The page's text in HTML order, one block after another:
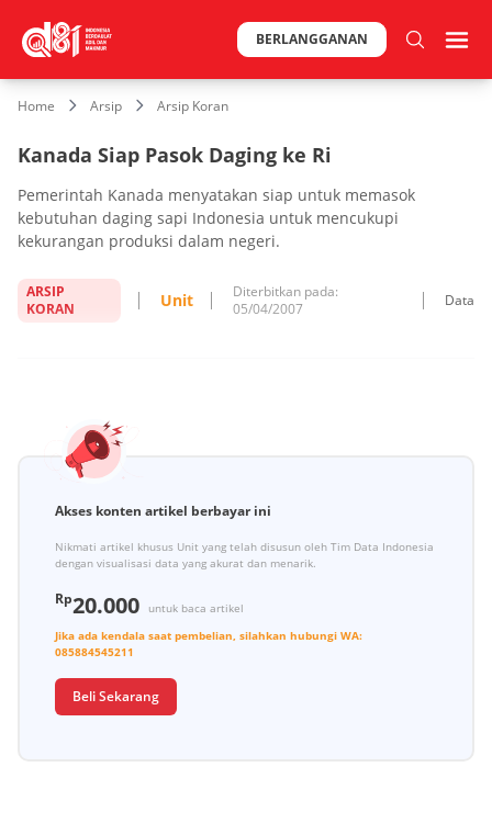
BERLANGGANAN
Home Arsip Arsip Koran
Kanada Siap Pasok Daging ke Ri
Pemerintah Kanada menyatakan siap untuk memasok
kebutuhan daging sapi Indonesia untuk mencukupi
kekurangan produksi dalam negeri.
ARSIP
KORAN
Unit
Diterbitkan pada:
05/04/2007
Data
Akses konten artikel berbayar ini
Nikmati artikel khusus Unit yang telah disusun oleh Tim Data Indonesia
dengan visualisasi data yang akurat dan menarik.
Rp20.000
untuk baca artikel
Jika ada kendala saat pembelian, silahkan hubungi WA:
085884545211
Beli Sekarang